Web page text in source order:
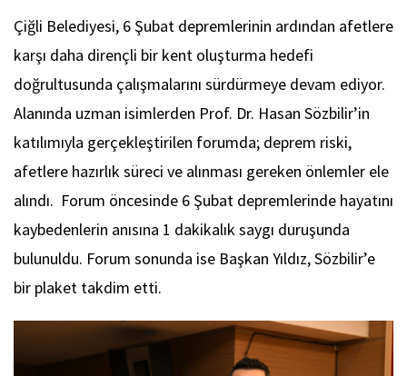
Çiğli Belediyesi, 6 Şubat depremlerinin ardından afetlere
karşı daha dirençli bir kent oluşturma hedefi
doğrultusunda çalışmalarını sürdürmeye devam ediyor.
Alanında uzman isimlerden Prof. Dr. Hasan Sözbilir’in
katılımıyla gerçekleştirilen forumda; deprem riski,
afetlere hazırlık süreci ve alınması gereken önlemler ele
alındı. Forum öncesinde 6 Şubat depremlerinde hayatını
kaybedenlerin anısına 1 dakikalık saygı duruşunda
bulunuldu. Forum sonunda ise Başkan Yıldız, Sözbilir’e
bir plaket takdim etti.